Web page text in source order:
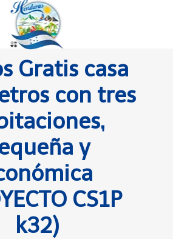
Gratis casa
con tres
y
CS1P
k32)